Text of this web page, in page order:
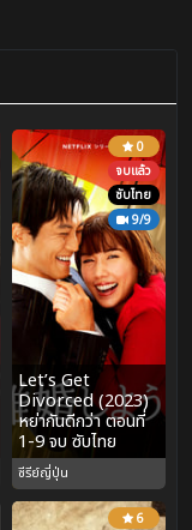
0
จบแล้ว
ซับไทย
9/9
Let’s Get
Divorced (2023)
หย่ากันดีกว่า ตอนที่
1-9 จบ ซับไทย
ซีรีย์ญี่ปุ่น
6